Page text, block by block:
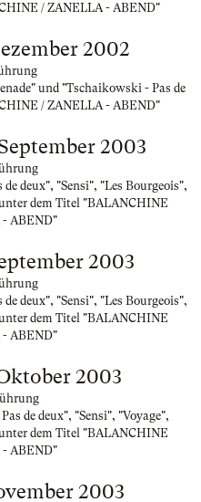
/ ZANELLA - ABEND"
2002
und "Tschaikowski - Pas de
/ ZANELLA - ABEND"
2003
deux", "Sensi", "Les Bourgeois",
dem Titel "BALANCHINE
ABEND"
2003
deux", "Sensi", "Les Bourgeois",
dem Titel "BALANCHINE
ABEND"
2003
de deux", "Sensi", "Voyage",
dem Titel "BALANCHINE
ABEND"
2003